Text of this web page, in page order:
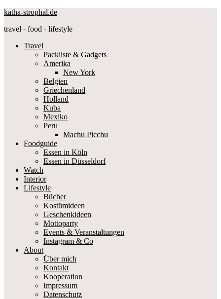
katha-strophal.de
travel - food - lifestyle
Travel
Packliste & Gadgets
Amerika
New York
Belgien
Griechenland
Holland
Kuba
Mexiko
Peru
Machu Picchu
Foodguide
Essen in Köln
Essen in Düsseldorf
Watch
Interior
Lifestyle
Bücher
Kostümideen
Geschenkideen
Mottoparty
Events & Veranstaltungen
Instagram & Co
About
Über mich
Kontakt
Kooperation
Impressum
Datenschutz